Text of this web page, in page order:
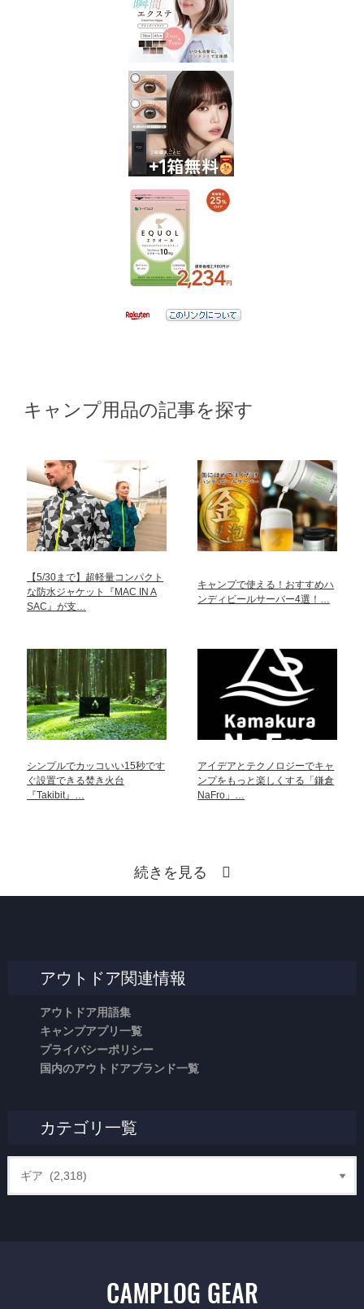
キャンプ用品の記事を探す
【5/30まで】超軽量コンパクト
な防水ジャケット『MAC IN A
SAC』が支…
キャンプで使える！おすすめハ
ンディビールサーバー4選！…
シンプルでカッコいい15秒です
ぐ設置できる焚き火台
『Takibit』…
アイデアとテクノロジーでキャ
ンプをもっと楽しくする「鎌倉
NaFro」…
続きを見る
アウトドア関連情報
アウトドア用語集
キャンプアプリ一覧
プライバシーポリシー
国内のアウトドアブランド一覧
カテゴリ一覧